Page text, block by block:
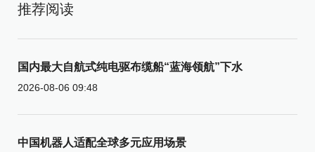
推荐阅读
国内最大自航式纯电驱布缆船“蓝海领航”下水
2026-08-06 09:48
中国机器人适配全球多元应用场景